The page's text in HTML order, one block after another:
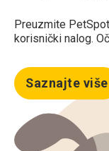
Preuzmite
korisnički nalog.
Saznajte više